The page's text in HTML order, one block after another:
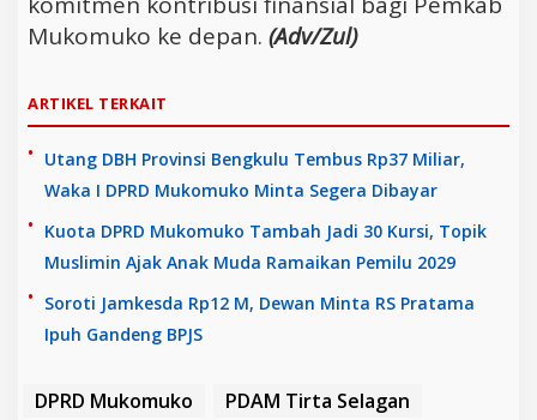
Mukomuko ke depan. (Adv/Zul)
ARTIKEL TERKAIT
Utang DBH Provinsi Bengkulu Tembus Rp37 Miliar,
Waka I DPRD Mukomuko Minta Segera Dibayar
Kuota DPRD Mukomuko Tambah Jadi 30 Kursi, Topik
Muslimin Ajak Anak Muda Ramaikan Pemilu 2029
Soroti Jamkesda Rp12 M, Dewan Minta RS Pratama
Ipuh Gandeng BPJS
DPRD Mukomuko
PDAM Tirta Selagan